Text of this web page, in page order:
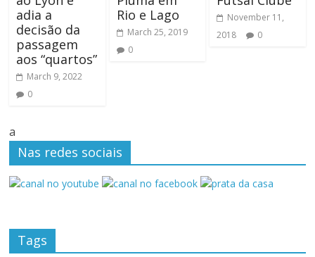
adia a
decisão da
passagem
aos “quartos”
March 9, 2022
0
Rio e Lago
March 25, 2019
0
November 11,
2018
0
a
Nas redes sociais
Tags